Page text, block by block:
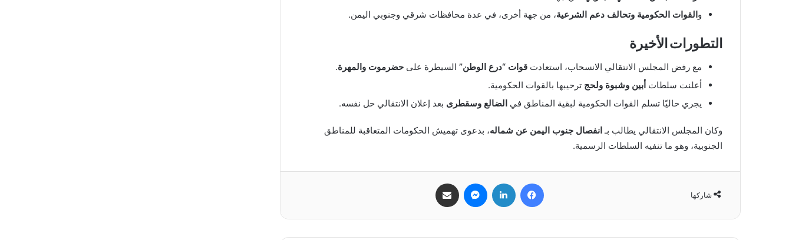
والقوات الحكومية وتحالف دعم الشرعية، من جهة أخرى، في عدة محافظات شرقي وجنوبي اليمن.
التطورات الأخيرة
مع رفض المجلس الانتقالي الانسحاب، استعادت قوات “درع الوطن” السيطرة على حضرموت والمهرة.
أعلنت سلطات أبين وشبوة ولحج ترحيبها بالقوات الحكومية.
يجري حاليًا تسلم القوات الحكومية لبقية المناطق في الضالع وسقطرى بعد إعلان الانتقالي حل نفسه.
وكان المجلس الانتقالي يطالب بـانفصال جنوب اليمن عن شماله، بدعوى تهميش الحكومات المتعاقبة للمناطق
الجنوبية، وهو ما تنفيه السلطات الرسمية.
شاركها
فيسبوك لينكدإن ماسنجر